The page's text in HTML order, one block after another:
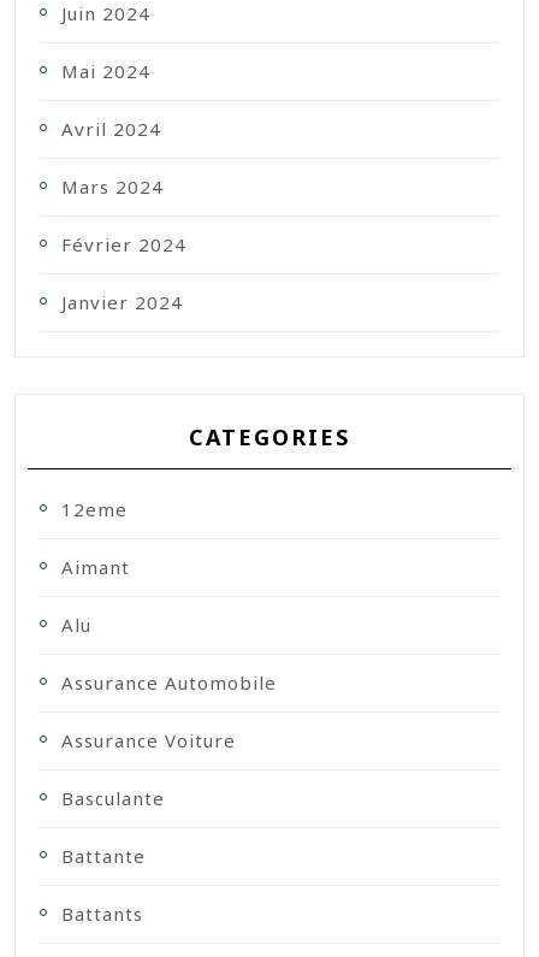
Juin 2024
Mai 2024
Avril 2024
Mars 2024
Février 2024
Janvier 2024
CATEGORIES
12eme
Aimant
Alu
Assurance Automobile
Assurance Voiture
Basculante
Battante
Battants